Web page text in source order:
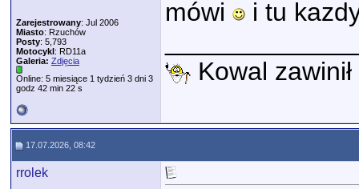
Zarejestrowany: Jul 2006
Miasto: Rzuchów
Posty: 5,793
Motocykl: RD11a
Galeria: Zdjęcia
Online: 5 miesiące 1 tydzień 3 dni 3
godz 42 min 22 s
mówi
i tu
Kowal
17.07.2026, 08:42
rrolek